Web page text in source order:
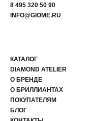
8 495 320 50 90
INFO@GIOME.RU
ПОКУПАТЕЛЯМ
БЛОГ
О БРЕНДЕ
DIAMOND ATELIER
КАТАЛОГ
О БРИЛЛИАНТАХ